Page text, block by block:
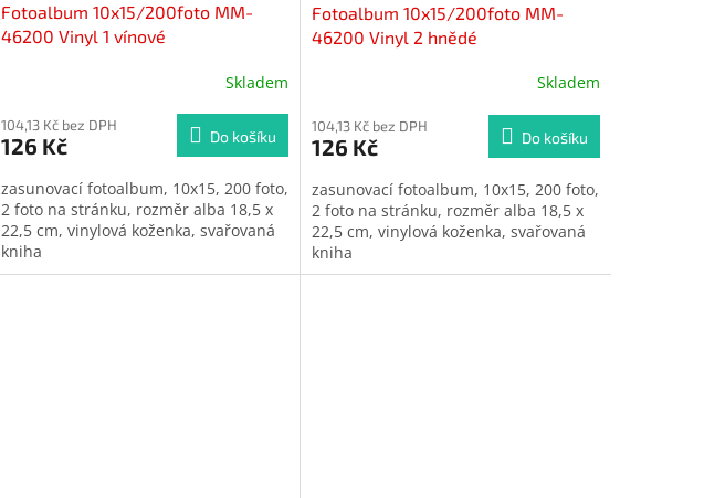
Fotoalbum 10x15/200foto MM-
46200 Vinyl 1 vínové
Skladem
104,13 Kč bez DPH
126 Kč Do košíku
zasunovací fotoalbum, 10x15, 200 foto,
2 foto na stránku, rozměr alba 18,5 x
22,5 cm, vinylová koženka, svařovaná
kniha
Fotoalbum 10x15/200foto MM-
46200 Vinyl 2 hnědé
Skladem
104,13 Kč bez DPH
126 Kč Do košíku
zasunovací fotoalbum, 10x15, 200 foto,
2 foto na stránku, rozměr alba 18,5 x
22,5 cm, vinylová koženka, svařovaná
kniha